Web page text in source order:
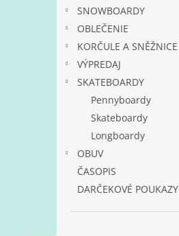
SNOWBOARDY
OBLEČENIE
KORČULE A SNĚŽNICE
VÝPREDAJ
SKATEBOARDY
Pennyboardy
Skateboardy
Longboardy
OBUV
ČASOPIS
DARČEKOVÉ POUKAZY